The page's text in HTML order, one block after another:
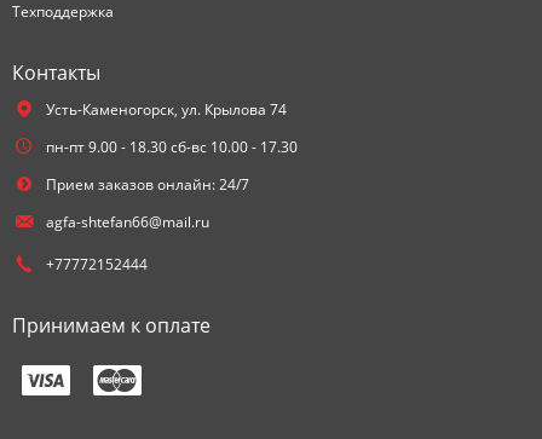
Техподдержка
Контакты
Усть-Каменогорск, ул. Крылова 74
пн-пт 9.00 - 18.30 сб-вс 10.00 - 17.30
Прием заказов онлайн: 24/7
agfa-shtefan66@mail.ru
+77772152444
Принимаем к оплате